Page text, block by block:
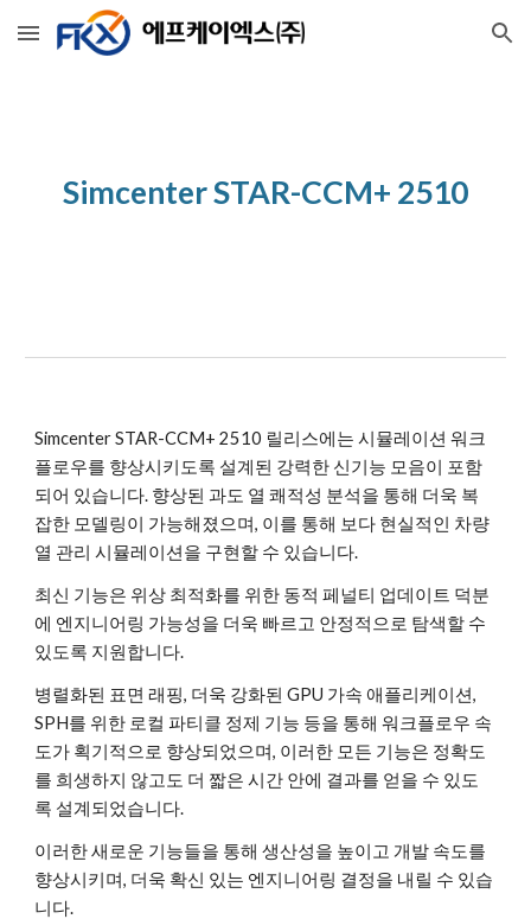
Skip to main content Skip to navigation
Simcenter STAR-CCM+ 2510
Simcenter STAR-CCM+ 2510 릴리스에는 시뮬레이션 워크
플로우를 향상시키도록 설계된 강력한 신기능 모음이 포함
되어 있습니다. 향상된 과도 열 쾌적성 분석을 통해 더욱 복
잡한 모델링이 가능해졌으며, 이를 통해 보다 현실적인 차량
열 관리 시뮬레이션을 구현할 수 있습니다.
최신 기능은 위상 최적화를 위한 동적 페널티 업데이트 덕분
에 엔지니어링 가능성을 더욱 빠르고 안정적으로 탐색할 수
있도록 지원합니다.
병렬화된 표면 래핑, 더욱 강화된 GPU 가속 애플리케이션,
SPH를 위한 로컬 파티클 정제 기능 등을 통해 워크플로우 속
도가 획기적으로 향상되었으며, 이러한 모든 기능은 정확도
를 희생하지 않고도 더 짧은 시간 안에 결과를 얻을 수 있도
록 설계되었습니다.
이러한 새로운 기능들을 통해 생산성을 높이고 개발 속도를
향상시키며, 더욱 확신 있는 엔지니어링 결정을 내릴 수 있습
니다.